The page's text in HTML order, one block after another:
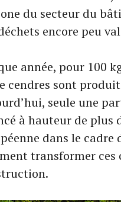
du secteur du
encore peu
année, pour 100
cendres sont
seule une
à hauteur de plus
dans le cadre
transformer ces